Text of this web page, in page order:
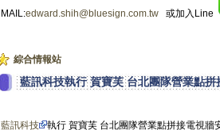
MAIL:edward.shih@bluesign.com.tw 或加入Line
綜合情報站
藍訊科技執行 賀寶芙 台北團隊營業點拼
藍訊科技
執行 賀寶芙 台北團隊營業點拼接電視牆